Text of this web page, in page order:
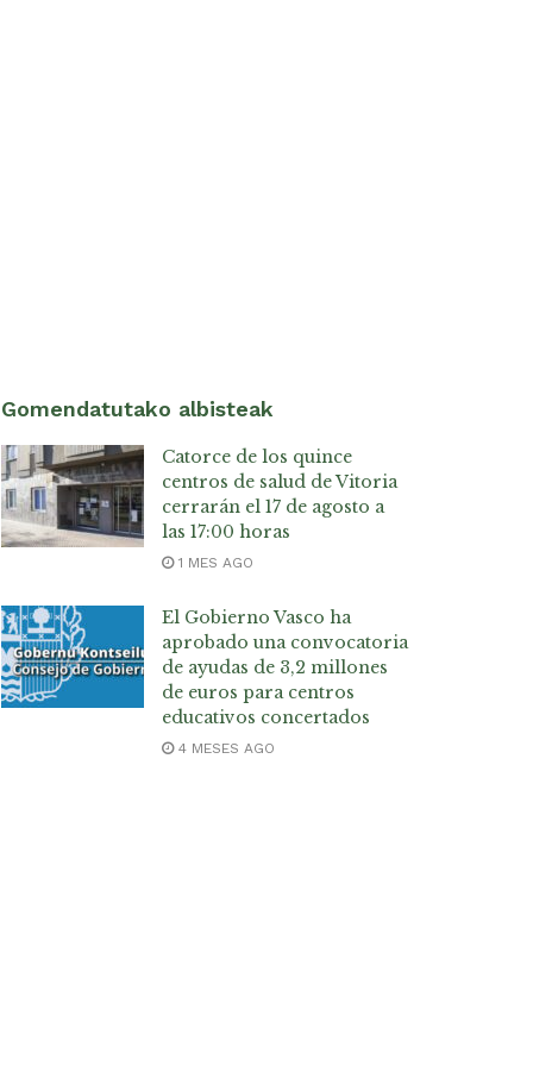
Gomendatutako albisteak
Catorce de los quince
centros de salud de Vitoria
cerrarán el 17 de agosto a
las 17:00 horas
1 MES AGO
El Gobierno Vasco ha
aprobado una convocatoria
de ayudas de 3,2 millones
de euros para centros
educativos concertados
4 MESES AGO